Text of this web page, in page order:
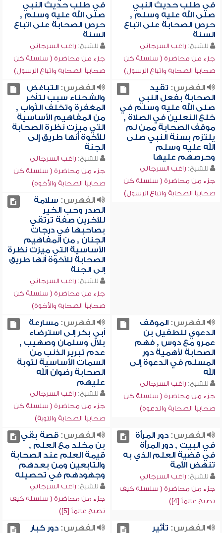
في طلب حديث النبي
صلى الله عليه وسلم ,
حرص الصحابة على اتباع
السنة
للشيخ: راغب السرجاني
جزء من محاضرة ( سلسلة كن
صحابياً الصحابة واتباع الرسول)
في طلب حديث النبي
صلى الله عليه وسلم ,
حرص الصحابة على اتباع
السنة
للشيخ: راغب السرجاني
جزء من محاضرة ( سلسلة كن
صحابياً الصحابة واتباع الرسول)
الفهرس: تقيد
الصحابة بفعل النبي
صلى الله عليه وسلم في
خلع النعلين في الصلاة ,
موقف الصحابة ممن لم
يلتزم بسنة النبي صلى
الله عليه وسلم
وحرصهم عليها
للشيخ: راغب السرجاني
جزء من محاضرة ( سلسلة كن
صحابياً الصحابة واتباع الرسول)
الفهرس:التباغض
والشحناء سبب لتأخر
المغفرة وتخلف الثواب ,
من المفاهيم الأساسية
التي ميزت نظرة الصحابة
للأخوة أنها طريق إلى
الجنة
للشيخ: راغب السرجاني
جزء من محاضرة ( سلسلة كن
صحابياً الصحابة والأخوة)
الفهرس: سلامة
الصدر وحب الخير
للآخرين صفة ترتقي
بصاحبها في درجات
الجنان , من المفاهيم
الأساسية التي ميزت نظرة
الصحابة للأخوة أنها طريق
إلى الجنة
للشيخ: راغب السرجاني
جزء من محاضرة ( سلسلة كن
صحابياً الصحابة والأخوة)
الفهرس:الموقف
الدعوي للطفيل بن
عمرو مع دوس , فهم
الصحابة لأهمية دور
المسلم في الدعوة إلى
الله
للشيخ: راغب السرجاني
جزء من محاضرة ( سلسلة كن
صحابياً الصحابة والدعوة)
الفهرس:مسارعة
أبي بكر إلى استرضاء
بلال وسلمان وصهيب ,
عدم تبرير الذنب من
السمات الأساسية لتوبة
الصحابة رضوان الله
عليهم
للشيخ: راغب السرجاني
جزء من محاضرة ( سلسلة كن
صحابياً الصحابة والتوبة)
الفهرس:دور المرأة
في البيت , دور المرأة
في قضية العلم الذي به
تنهض الأمة
للشيخ: راغب السرجاني
جزء من محاضرة ( سلسلة كيف
تصبح عالماً [4])
الفهرس:قصة بقي
بن مخلد مع العلم ,
قيمة العلم عند الصحابة
والتابعين ومن بعدهم
وجهودهم في تحصيله
للشيخ: راغب السرجاني
جزء من محاضرة ( سلسلة كيف
تصبح عالماً [5])
الفهرس: تأثير
الفهرس:دور كبار